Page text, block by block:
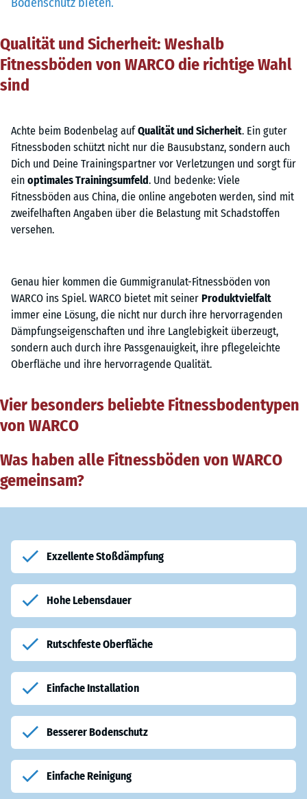
Qualität und Sicherheit: Weshalb
Fitnessböden von WARCO die richtige Wahl
sind
Achte beim Bodenbelag aufQualität und Sicherheit. Ein guter
Fitnessboden schützt nicht nur die Bausubstanz, sondern auch
Dich und Deine Trainingspartner vor Verletzungen und sorgt für
ein optimales Trainingsumfeld. Und bedenke: Viele
Fitnessböden aus China, die online angeboten werden, sind mit
zweifelhaften Angaben über die Belastung mit Schadstoffen
versehen.
Genau hier kommen die Gummigranulat-Fitnessböden von
WARCO ins Spiel. WARCO bietet mit seiner Produktvielfalt
immer eine Lösung, die nicht nur durch ihre hervorragenden
Dämpfungseigenschaften und ihre Langlebigkeit überzeugt,
sondern auch durch ihre Passgenauigkeit, ihre pflegeleichte
Oberfläche und ihre hervorragende Qualität.
Vier besonders beliebte Fitnessbodentypen
von WARCO
Was haben alle Fitnessböden von WARCO
gemeinsam?
Exzellente Stoßdämpfung
Hohe Lebensdauer
Rutschfeste Oberfläche
Einfache Installation
Besserer Bodenschutz
Einfache Reinigung